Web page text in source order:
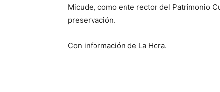
Micude, como ente rector del Patrimonio
preservación.
Con información de La Hora.